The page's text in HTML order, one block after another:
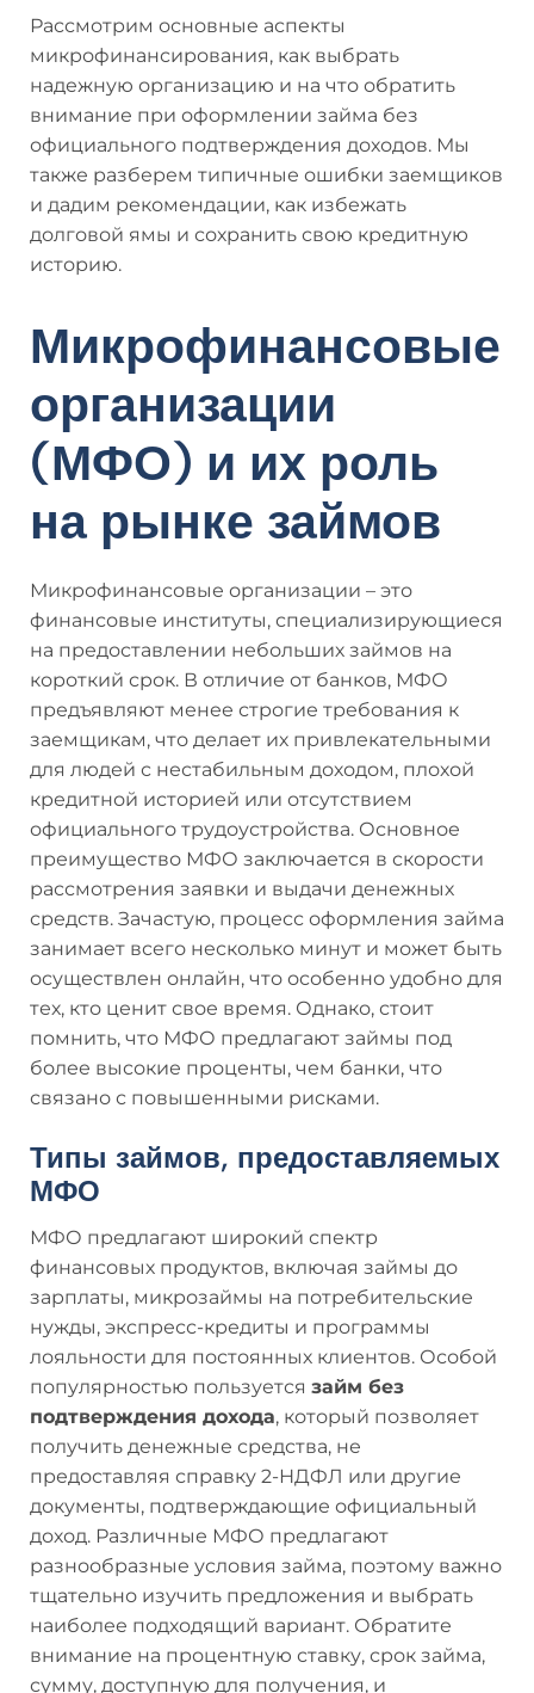
Рассмотрим основные аспекты
микрофинансирования, как выбрать
надежную организацию и на что обратить
внимание при оформлении займа без
официального подтверждения доходов. Мы
также разберем типичные ошибки заемщиков
и дадим рекомендации, как избежать
долговой ямы и сохранить свою кредитную
историю.
Микрофинансовые
организации
(МФО) и их роль
на рынке займов
Микрофинансовые организации – это
финансовые институты, специализирующиеся
на предоставлении небольших займов на
короткий срок. В отличие от банков, МФО
предъявляют менее строгие требования к
заемщикам, что делает их привлекательными
для людей с нестабильным доходом, плохой
кредитной историей или отсутствием
официального трудоустройства. Основное
преимущество МФО заключается в скорости
рассмотрения заявки и выдачи денежных
средств. Зачастую, процесс оформления займа
занимает всего несколько минут и может быть
осуществлен онлайн, что особенно удобно для
тех, кто ценит свое время. Однако, стоит
помнить, что МФО предлагают займы под
более высокие проценты, чем банки, что
связано с повышенными рисками.
Типы займов, предоставляемых
МФО
МФО предлагают широкий спектр
финансовых продуктов, включая займы до
зарплаты, микрозаймы на потребительские
нужды, экспресс-кредиты и программы
лояльности для постоянных клиентов. Особой
популярностью пользуется займ без
подтверждения дохода, который позволяет
получить денежные средства, не
предоставляя справку 2-НДФЛ или другие
документы, подтверждающие официальный
доход. Различные МФО предлагают
разнообразные условия займа, поэтому важно
тщательно изучить предложения и выбрать
наиболее подходящий вариант. Обратите
внимание на процентную ставку, срок займа,
сумму, доступную для получения, и